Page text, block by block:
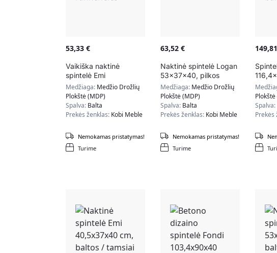
53,33 €
Vaikiška naktinė
spintelė Emi
40,5x37x40 cm,
juodos rankenėlės
Medžiaga: Medžio Drožlių
Plokštė (MDP)
Spalva: Balta
Prekės ženklas: Kobi Meble
Turime
Nemokamas pristatymas!
63,52 €
Naktinė spintelė Logan
53x37x40, pilkos
spalvos
Medžiaga: Medžio Drožlių
Plokštė (MDP)
Spalva: Balta
Prekės ženklas: Kobi Meble
Turime
Nemokamas pristatymas!
149,81
baltos
Spalva:
Prekės